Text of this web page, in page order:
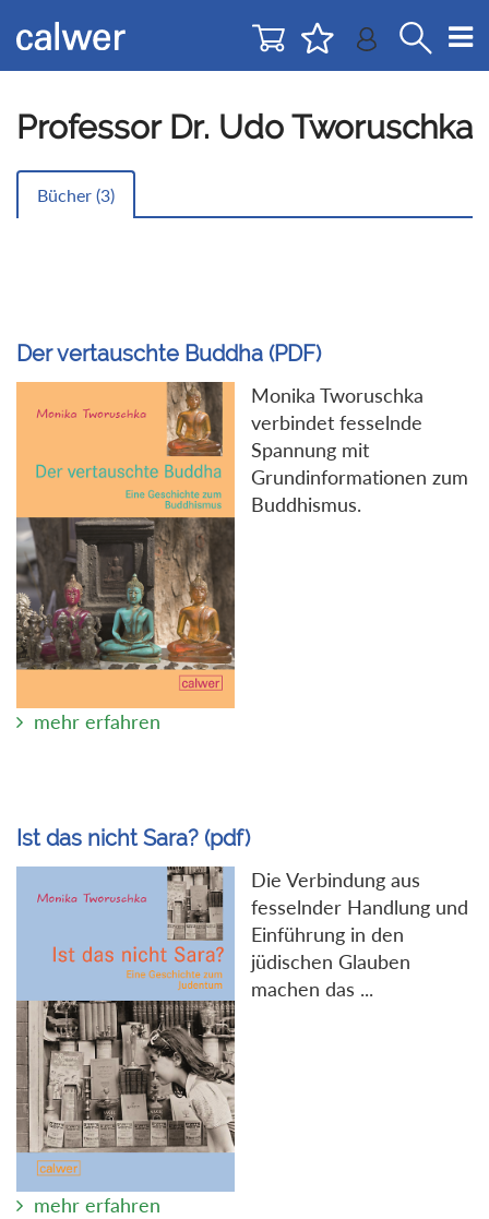
zur
Navigation
zum
Inhalt
Professor Dr. Udo Tworuschka
Bücher (3)
Der vertauschte Buddha (PDF)
Monika Tworuschka
verbindet fesselnde
Spannung mit
Grundinformationen zum
Buddhismus.
mehr erfahren
Ist das nicht Sara? (pdf)
Die Verbindung aus
fesselnder Handlung und
Einführung in den
jüdischen Glauben
machen das ...
mehr erfahren